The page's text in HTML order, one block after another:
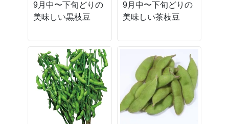
9月中〜下旬どりの
美味しい黒枝豆
9月中〜下旬どりの
美味しい茶枝豆